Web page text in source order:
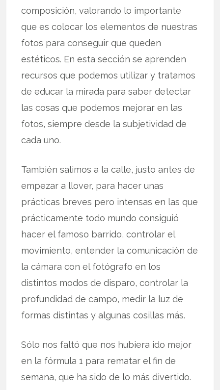
composición, valorando lo importante
que es colocar los elementos de nuestras
fotos para conseguir que queden
estéticos. En esta sección se aprenden
recursos que podemos utilizar y tratamos
de educar la mirada para saber detectar
las cosas que podemos mejorar en las
fotos, siempre desde la subjetividad de
cada uno.
También salimos a la calle, justo antes de
empezar a llover, para hacer unas
prácticas breves pero intensas en las que
prácticamente todo mundo consiguió
hacer el famoso barrido, controlar el
movimiento, entender la comunicación de
la cámara con el fotógrafo en los
distintos modos de disparo, controlar la
profundidad de campo, medir la luz de
formas distintas y algunas cosillas más.
Sólo nos faltó que nos hubiera ido mejor
en la fórmula 1 para rematar el fin de
semana, que ha sido de lo más divertido.